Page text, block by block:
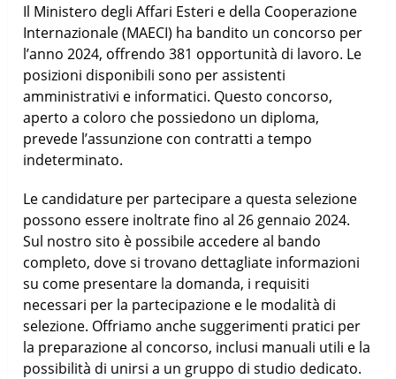
Il Ministero degli Affari Esteri e della Cooperazione
Internazionale (MAECI) ha bandito un concorso per
l’anno 2024, offrendo 381 opportunità di lavoro. Le
posizioni disponibili sono per assistenti
amministrativi e informatici. Questo concorso,
aperto a coloro che possiedono un diploma,
prevede l’assunzione con contratti a tempo
indeterminato.
Le candidature per partecipare a questa selezione
possono essere inoltrate fino al 26 gennaio 2024.
Sul nostro sito è possibile accedere al bando
completo, dove si trovano dettagliate informazioni
su come presentare la domanda, i requisiti
necessari per la partecipazione e le modalità di
selezione. Offriamo anche suggerimenti pratici per
la preparazione al concorso, inclusi manuali utili e la
possibilità di unirsi a un gruppo di studio dedicato.